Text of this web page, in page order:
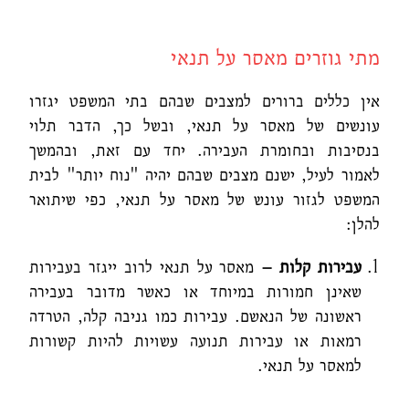
מתי גוזרים מאסר על תנאי
אין כללים ברורים למצבים שבהם בתי המשפט יגזרו
עונשים של מאסר על תנאי, ובשל כך, הדבר תלוי
בנסיבות ובחומרת העבירה. יחד עם זאת, ובהמשך
לאמור לעיל, ישנם מצבים שבהם יהיה "נוח יותר" לבית
המשפט לגזור עונש של מאסר על תנאי, כפי שיתואר
להלן:
עבירות קלות – מאסר על תנאי לרוב ייגזר בעבירות
שאינן חמורות במיוחד או כאשר מדובר בעבירה
ראשונה של הנאשם. עבירות כמו גניבה קלה, הטרדה
רמאות או עבירות תנועה עשויות להיות קשורות
למאסר על תנאי.